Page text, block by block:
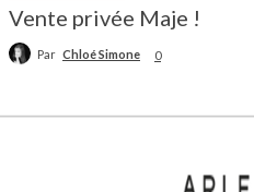
Vente privée Maje !
Par Chloé Simone 0